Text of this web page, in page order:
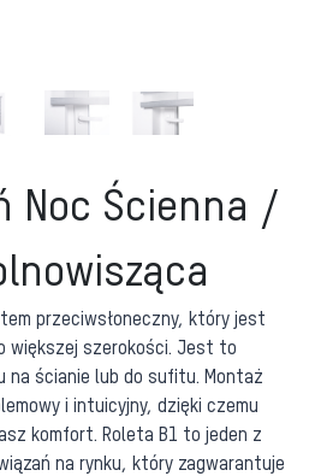
Noc Ścienna /
przeciwsłoneczny, który jest
większej szerokości. Jest to
na ścianie lub do sufitu. Montaż
i intuicyjny, dzięki czemu
komfort. Roleta B1 to jeden z
na rynku, który zagwarantuje